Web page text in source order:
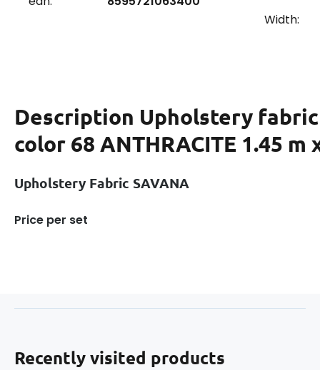
Width:
Description Upholstery fabric
color 68 ANTHRACITE 1.45 m
Upholstery Fabric SAVANA
Price per set
Recently visited products